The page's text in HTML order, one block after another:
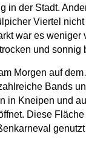
in der Stadt.
Viertel
war es weniger
und sonnig
Morgen auf dem
Bands
in Kneipen und
Diese